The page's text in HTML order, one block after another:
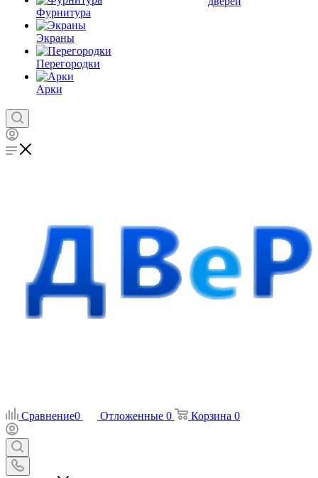
Фурнитура
Экраны
Перегородки
Арки
Сравнение0 Отложенные 0 Корзина 0